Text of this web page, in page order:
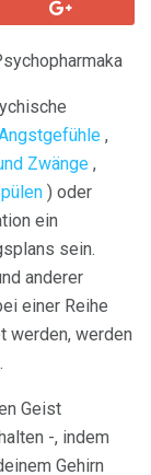
,
Zwänge ,
) oder
ein
sein.
anderer
einer Reihe
werden, werden
Geist
-, indem
Gehirn